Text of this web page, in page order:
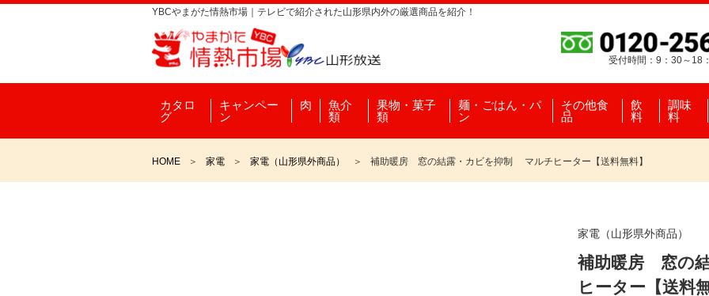
YBCやまがた情熱市場｜テレビで紹介された山形県内外の厳選商品を紹介！
受付時間：9：30～18
カタロ
グ
キャンペー
ン
肉
魚介
類
果物・菓子
類
麺・ごはん・パ
ン
その他食
品
飲
料
調味
料
HOME 家電 家電（山形県外商品） 補助暖房 窓の結露・カビを抑制 マルチヒーター【送料無料】
家電（山形県外商品）
補助暖房 窓の
ヒーター【送料